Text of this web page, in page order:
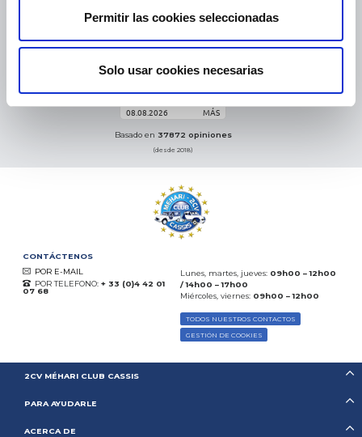
Permitir las cookies seleccionadas
Solo usar cookies necesarias
eKomi
THE FEEDBACK
08.08.2026 MÁS
Basado en 37872 opiniones
(desde 2018)
CONTÁCTENOS
POR E-MAIL
POR TELEFONO: + 33 (0)4 42 01
07 68
Lunes, martes, jueves: 09h00 – 12h00
/ 14h00 – 17h00
Miércoles, viernes: 09h00 – 12h00
TODOS NUESTROS CONTACTOS
GESTIÓN DE COOKIES
2CV MÉHARI CLUB CASSIS
PARA AYUDARLE
ACERCA DE